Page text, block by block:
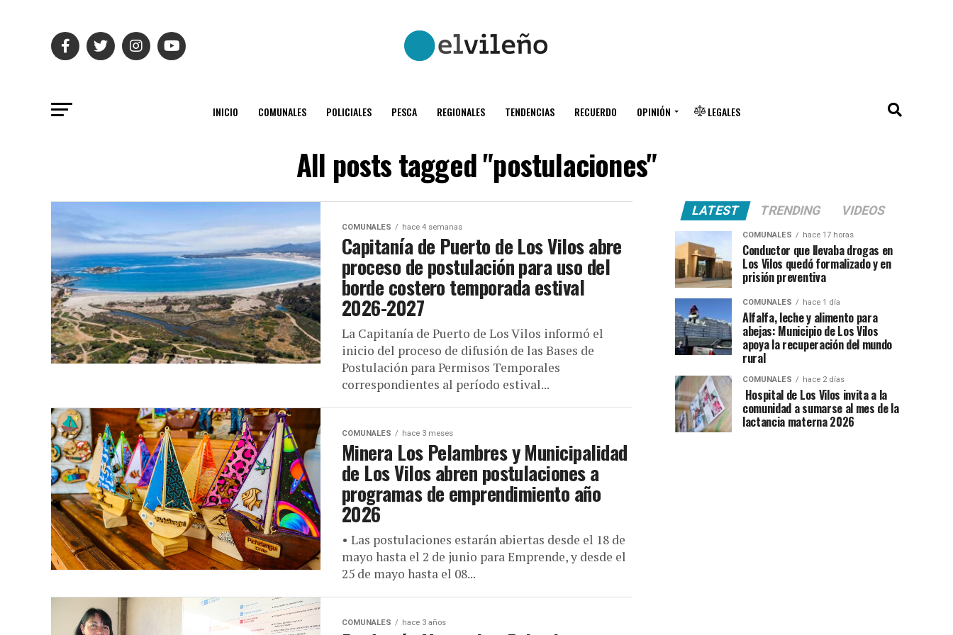
INICIO COMUNALES POLICIALES PESCA REGIONALES TENDENCIAS RECUERDO OPINIÓN LEGALES
All posts tagged "postulaciones"
COMUNALES hace 4 semanas
Capitanía de Puerto de Los Vilos abre
proceso de postulación para uso del
borde costero temporada estival
2026-2027
La Capitanía de Puerto de Los Vilos informó el
inicio del proceso de difusión de las Bases de
Postulación para Permisos Temporales
correspondientes al período estival...
COMUNALES hace 3 meses
Minera Los Pelambres y Municipalidad
de Los Vilos abren postulaciones a
programas de emprendimiento año
2026
• Las postulaciones estarán abiertas desde el 18 de
mayo hasta el 2 de junio para Emprende, y desde el
25 de mayo hasta el 08...
COMUNALES hace 3 años
LATEST TRENDING VIDEOS
COMUNALES hace 17 horas
Conductor que llevaba drogas en
Los Vilos quedó formalizado y en
prisión preventiva
COMUNALES hace 1 día
Alfalfa, leche y alimento para
abejas: Municipio de Los Vilos
apoya la recuperación del mundo
rural
COMUNALES hace 2 días
Hospital de Los Vilos invita a la
comunidad a sumarse al mes de la
lactancia materna 2026